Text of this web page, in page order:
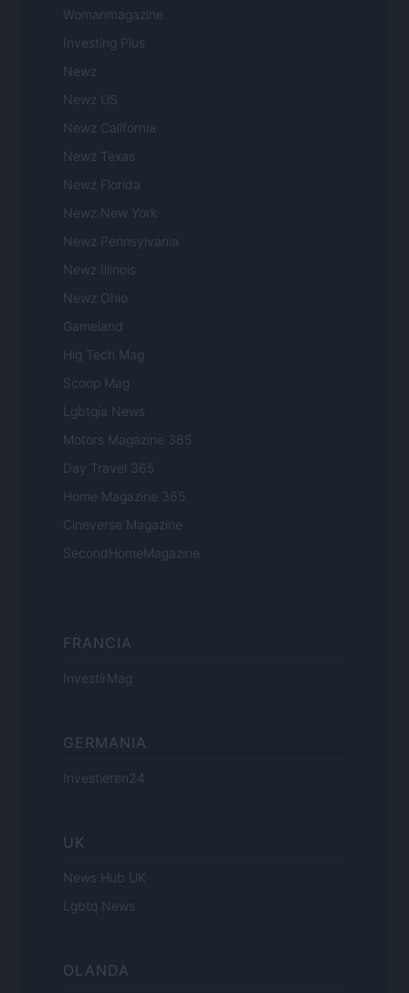
Womanmagazine
Investing Plus
Newz
Newz US
Newz California
Newz Texas
Newz Florida
Newz New York
Newz Pennsylvania
Newz Illinois
Newz Ohio
Gameland
Hig Tech Mag
Scoop Mag
Lgbtqia News
Motors Magazine 365
Day Travel 365
Home Magazine 365
Cineverse Magazine
SecondHomeMagazine
FRANCIA
InvestirMag
GERMANIA
Investieren24
UK
News Hub UK
Lgbtq News
OLANDA